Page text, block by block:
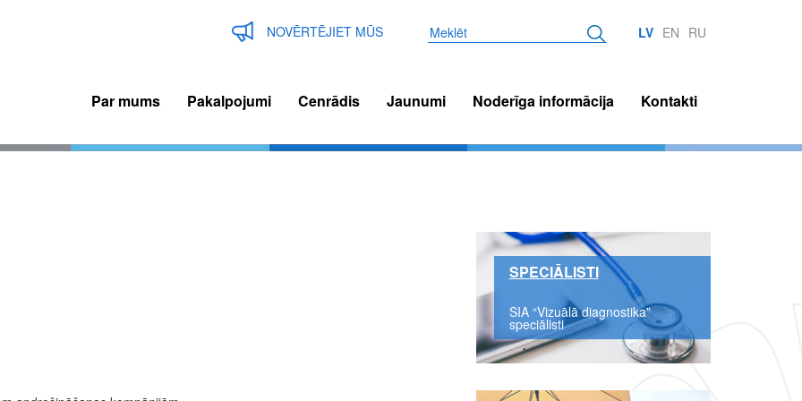
LV EN RU
Meklēt
NOVĒRTĒJIET MŪS
Par mums Pakalpojumi Cenrādis Jaunumi Noderīga informācija Kontakti
SPECIĀLISTI
SIA “Vizuālā diagnostika”
speciālisti